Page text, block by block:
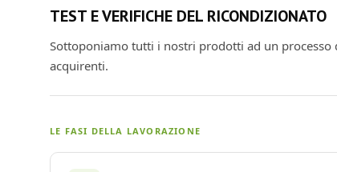
TEST E VERIFICHE DEL RICONDIZIONATO
Sottoponiamo tutti i nostri prodotti ad un
acquirenti.
LE FASI DELLA LAVORAZIONE